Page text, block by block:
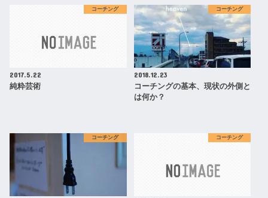
コーチング
2017.5.22
純粋芸術
コーチング
2018.12.23
コーチングの基本、現状の外側と
は何か？
コーチング コーチング